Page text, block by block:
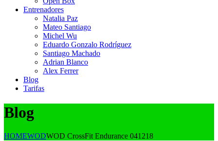
Entrenadores
Natalia Paz
Mateo Santiago
Michel Wu
Eduardo Gonzalo Rodríguez
Santiago Machado
Adrian Blanco
Alex Ferrer
Blog
Tarifas
Blog
HOMEWODWOD CrossFit Endurance 041218